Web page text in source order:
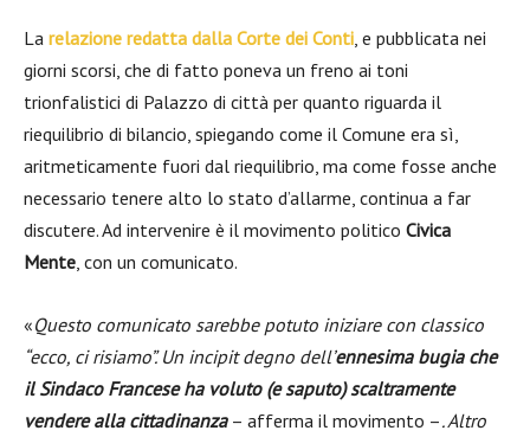
La relazione redatta dalla Corte dei Conti, e pubblicata nei
giorni scorsi, che di fatto poneva un freno ai toni
trionfalistici di Palazzo di città per quanto riguarda il
riequilibrio di bilancio, spiegando come il Comune era sì,
aritmeticamente fuori dal riequilibrio, ma come fosse anche
necessario tenere alto lo stato d’allarme, continua a far
discutere. Ad intervenire è il movimento politico Civica
Mente, con un comunicato.
«Questo comunicato sarebbe potuto iniziare con classico
“ecco, ci risiamo”. Un incipit degno dell’ennesima bugia che
il Sindaco Francese ha voluto (e saputo) scaltramente
vendere alla cittadinanza– afferma il movimento –. Altro